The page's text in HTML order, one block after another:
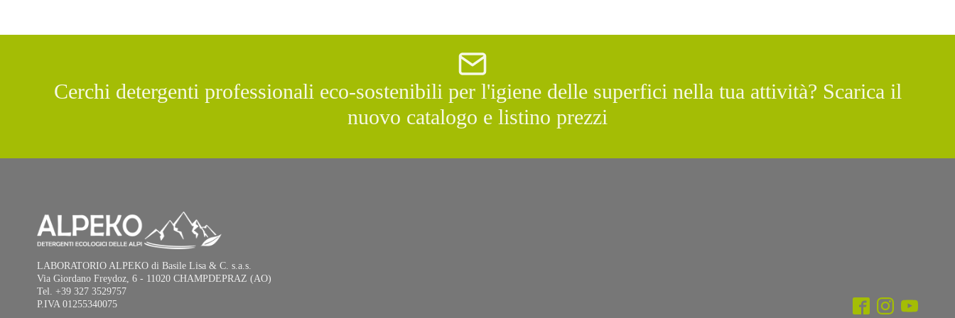
Cerchi detergenti professionali eco-sostenibili per l'igiene delle superfici nella tua attività? Scarica il
nuovo catalogo e listino prezzi
LABORATORIO ALPEKO di Basile Lisa & C. s.a.s.
Via Giordano Freydoz, 6 - 11020 CHAMPDEPRAZ (AO)
Tel. +39 327 3529757
P.IVA 01255340075